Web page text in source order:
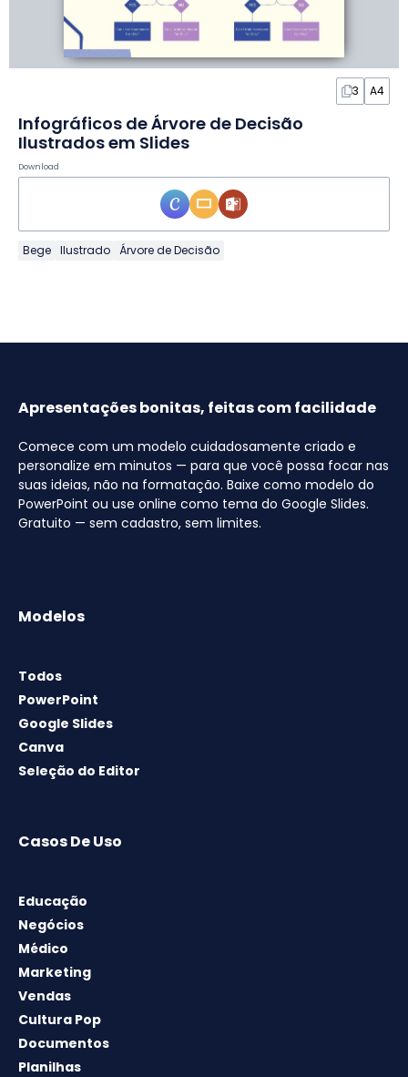
3 A4
Infográficos de Árvore de Decisão
Ilustrados em Slides
Download
Bege Ilustrado Árvore de Decisão
Apresentações bonitas, feitas com facilidade
Comece com um modelo cuidadosamente criado e
personalize em minutos — para que você possa focar nas
suas ideias, não na formatação. Baixe como modelo do
PowerPoint ou use online como tema do Google Slides.
Gratuito — sem cadastro, sem limites.
Modelos
Todos
PowerPoint
Google Slides
Canva
Seleção do Editor
Casos De Uso
Educação
Negócios
Médico
Marketing
Vendas
Cultura Pop
Documentos
Planilhas